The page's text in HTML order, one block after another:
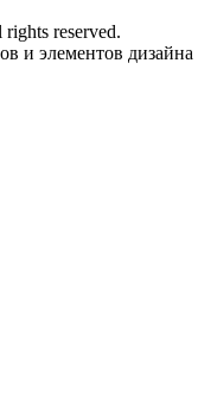
reserved.
и элементов